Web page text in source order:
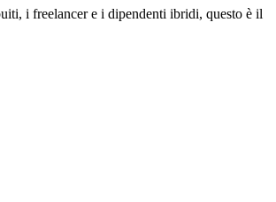
i freelancer e i dipendenti ibridi, questo è il